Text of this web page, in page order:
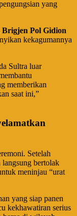
yang
Brigjen Pol Gidion
kekagumannya
Sultra luar
memberikan
saat ini,”
Setelah
bertolak
meninjau “urat
yang siap panen
kekhawatiran serius